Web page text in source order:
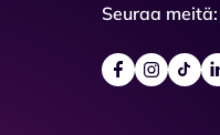
Seuraa meitä: